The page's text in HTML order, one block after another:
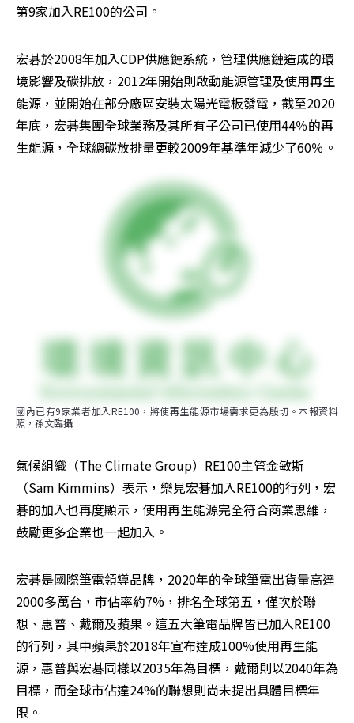
第9家加入RE100的公司。
宏碁於2008年加入CDP供應鏈系統，管理供應鏈造成的環
境影響及碳排放，2012年開始則啟動能源管理及使用再生
能源，並開始在部分廠區安裝太陽光電板發電，截至2020
年底，宏碁集團全球業務及其所有子公司已使用44％的再
生能源，全球總碳放排量更較2009年基準年減少了60％。
國內已有9家業者加入RE100，將使再生能源市場需求更為殷切。本報資料
照，孫文臨攝
氣候組織（The Climate Group）RE100主管金敏斯
（Sam Kimmins）表示，樂見宏碁加入RE100的行列，宏
碁的加入也再度顯示，使用再生能源完全符合商業思維，
鼓勵更多企業也一起加入。
宏碁是國際筆電領導品牌，2020年的全球筆電出貨量高達
2000多萬台，市佔率約7%，排名全球第五，僅次於聯
想、惠普、戴爾及蘋果。這五大筆電品牌皆已加入RE100
的行列，其中蘋果於2018年宣布達成100%使用再生能
源，惠普與宏碁同樣以2035年為目標，戴爾則以2040年為
目標，而全球市佔達24%的聯想則尚未提出具體目標年
限。